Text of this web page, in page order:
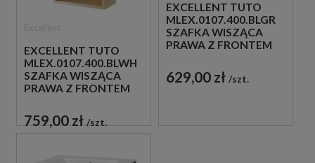
EXCELLENT TUTO
MLEX.0107.400.BLWH
SZAFKA WISZĄCA
PRAWA Z FRONTEM
759,00 zł szt.
EXCELLENT TUTO
MLEX.0107.400.BLGR
SZAFKA WISZĄCA
PRAWA Z FRONTEM
629,00 zł szt.